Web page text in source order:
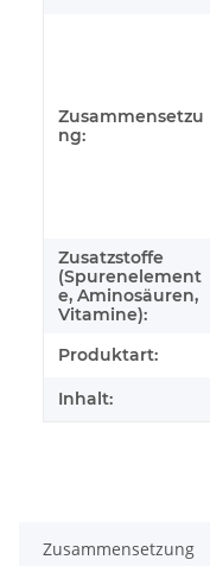
Zusammensetzu
ng:
Zusatzstoffe
(Spurenelement
e, Aminosäuren,
Vitamine):
Produktart:
Inhalt:
Zusammensetzung